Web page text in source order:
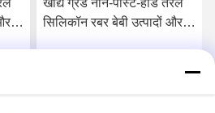
सिलिकॉन रबर बेबी उत्पादों और